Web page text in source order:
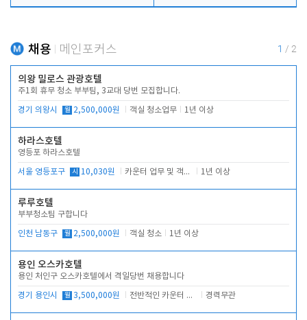
채용 메인포커스 1 / 2
의왕 밀로스 관광호텔
주1회 휴무 청소 부부팀, 3교대 당번 모집합니다.
경기 의왕시 월 2,500,000원 객실 청소업무 1년 이상
하라스호텔
영등포 하라스호텔
서울 영등포구 시 10,030원 카운터 업무 및 객실관리(청소상태 확인, 객실판매) 1년 이상
루루호텔
부부청소팀 구합니다
인천 남동구 월 2,500,000원 객실 청소 1년 이상
용인 오스카호텔
용인 처인구 오스카호텔에서 격일당번 채용합니다
경기 용인시 월 3,500,000원 전반적인 카운터 업무 경력무관